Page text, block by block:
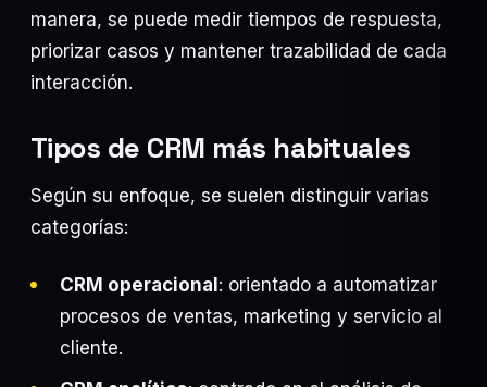
manera, se puede medir tiempos de respuesta,
priorizar casos y mantener trazabilidad de cada
interacción.
Tipos de CRM más habituales
Según su enfoque, se suelen distinguir varias
categorías:
CRM operacional : orientado a automatizar
procesos de ventas, marketing y servicio al
cliente.